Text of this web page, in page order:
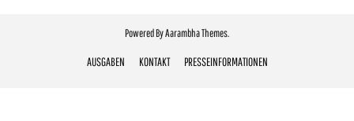
Powered ByAarambha Themes.
AUSGABEN KONTAKT PRESSEINFORMATIONEN